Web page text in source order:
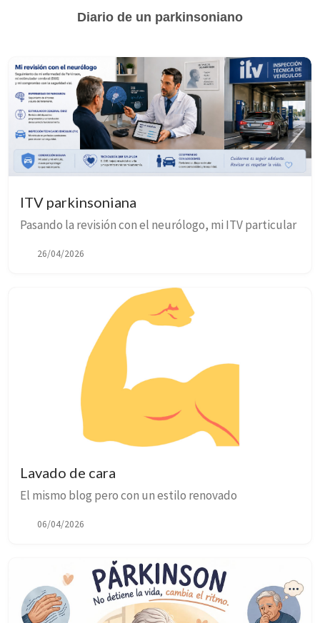
Diario de un parkinsoniano
ITV parkinsoniana
Pasando la revisión con el neurólogo, mi ITV particular
26/04/2026
Lavado de cara
El mismo blog pero con un estilo renovado
06/04/2026